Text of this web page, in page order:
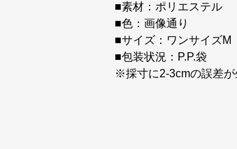
■素材：ポリエステル
■色：画像通り
■サイズ：ワンサイズM
■包装状況：P.P.袋
※採寸に2-3cmの誤差